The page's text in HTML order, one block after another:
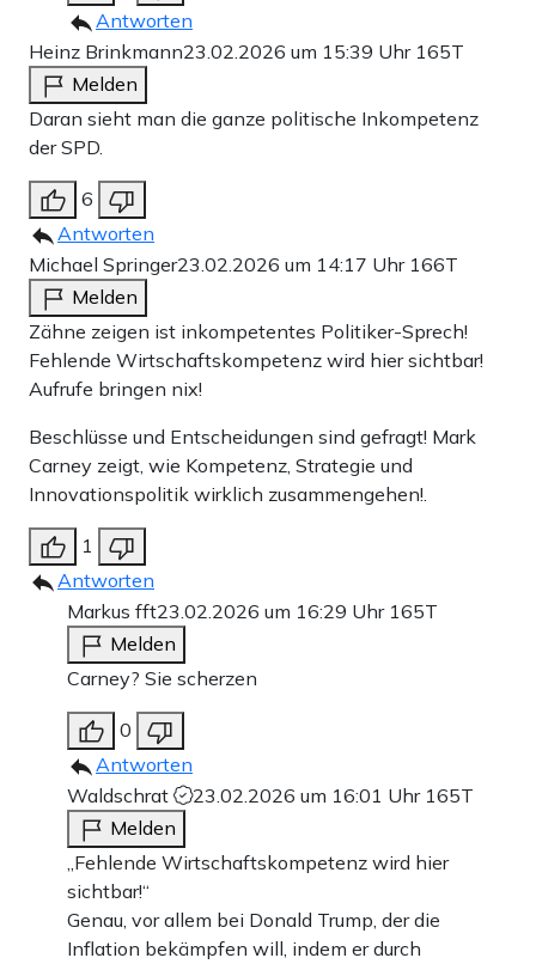
Antworten
Heinz Brinkmann23.02.2026 um 15:39 Uhr 165T
Melden
Daran sieht man die ganze politische Inkompetenz
der SPD.
6
Antworten
Michael Springer23.02.2026 um 14:17 Uhr 166T
Melden
Zähne zeigen ist inkompetentes Politiker-Sprech!
Fehlende Wirtschaftskompetenz wird hier sichtbar!
Aufrufe bringen nix!
Beschlüsse und Entscheidungen sind gefragt! Mark
Carney zeigt, wie Kompetenz, Strategie und
Innovationspolitik wirklich zusammengehen!.
1
Antworten
Markus fft23.02.2026 um 16:29 Uhr 165T
Melden
Carney? Sie scherzen
0
Antworten
Waldschrat
23.02.2026 um 16:01 Uhr 165T
Melden
„Fehlende Wirtschaftskompetenz wird hier
sichtbar!“
Genau, vor allem bei Donald Trump, der die
Inflation bekämpfen will, indem er durch